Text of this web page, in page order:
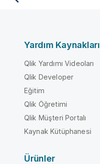
Yardım Kaynakları
Qlik Yardımı Videoları
Qlik Developer
Eğitim
Qlik Öğretimi
Qlik Müşteri Portalı
Kaynak Kütüphanesi
Ürünler